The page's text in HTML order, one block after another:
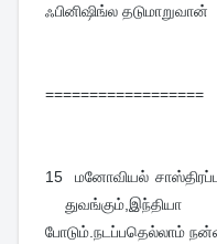
ஃபினிஷிங்ல தடுமாறுவான்
==================
15 மனோவியல்
துவங்கும்,இந்தியா
போடும்.நடப்பதெல்லாம்